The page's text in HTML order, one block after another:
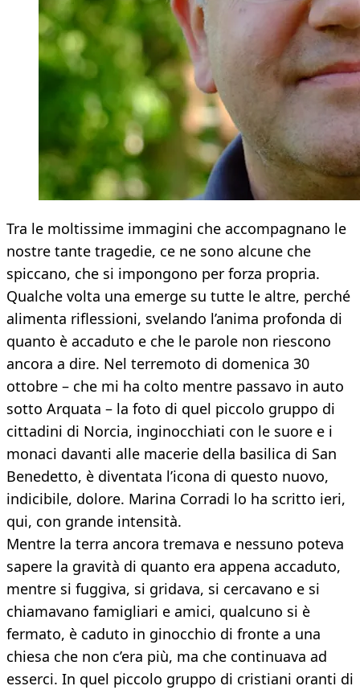
Tra le moltissime immagini che accompagnano le
nostre tante tragedie, ce ne sono alcune che
spiccano, che si impongono per forza propria.
Qualche volta una emerge su tutte le altre, perché
alimenta riflessioni, svelando l’anima profonda di
quanto è accaduto e che le parole non riescono
ancora a dire. Nel terremoto di domenica 30
ottobre – che mi ha colto mentre passavo in auto
sotto Arquata – la foto di quel piccolo gruppo di
cittadini di Norcia, inginocchiati con le suore e i
monaci davanti alle macerie della basilica di San
Benedetto, è diventata l’icona di questo nuovo,
indicibile, dolore. Marina Corradi lo ha scritto ieri,
qui, con grande intensità.
Mentre la terra ancora tremava e nessuno poteva
sapere la gravità di quanto era appena accaduto,
mentre si fuggiva, si gridava, si cercavano e si
chiamavano famigliari e amici, qualcuno si è
fermato, è caduto in ginocchio di fronte a una
chiesa che non c’era più, ma che continuava ad
esserci. In quel piccolo gruppo di cristiani oranti di